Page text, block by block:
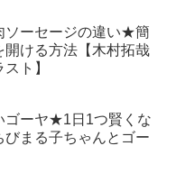
ソーセージの違い★簡
開ける方法【木村拓哉
ト】
ゴーヤ★1日1つ賢くな
びまる子ちゃんとゴー